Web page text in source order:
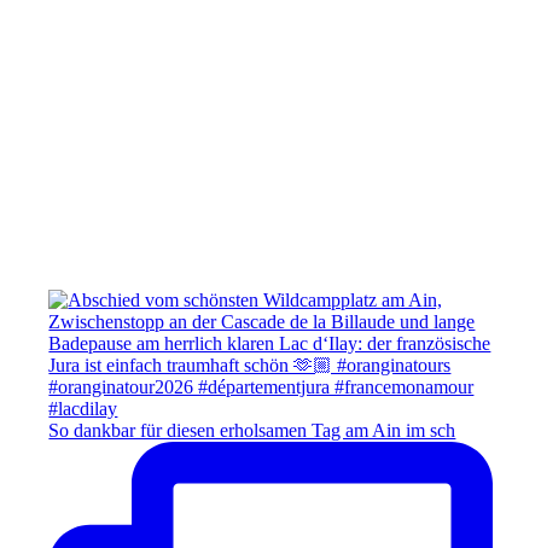
So dankbar für diesen erholsamen Tag am Ain im sch